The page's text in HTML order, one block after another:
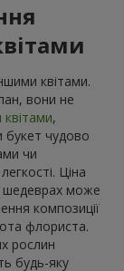
квітами.
вони не
,
букет чудово
чи
Ціна
шедеврах може
композиції
флориста.
рослин
будь-яку